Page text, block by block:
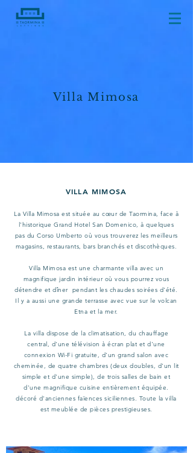
Villa Mimosa
VILLA MIMOSA
La Villa Mimosa est située au cœur de Taormina, face à
l'historique Grand Hotel San Domenico, à quelques
pas du Corso Umberto où vous trouverez les meilleurs
magasins, restaurants, bars branchés et discothèques.
Villa Mimosa est une charmante villa avec un
magnifique jardin intérieur où vous pourrez vous
détendre et dîner pendant les chaudes soirées d'été.
Il y a aussi une grande terrasse avec vue sur le volcan
Etna et la mer.
La villa dispose de la climatisation, du chauffage
central, d'une télévision à écran plat et d'une
connexion Wi-Fi gratuite, d'un grand salon avec
cheminée, de quatre chambres (deux doubles, d'un lit
simple et d'une simple), de trois salles de bain et
d'une magnifique cuisine entièrement équipée.
décoré d'anciennes faïences siciliennes. Toute la villa
est meublée de pièces prestigieuses.